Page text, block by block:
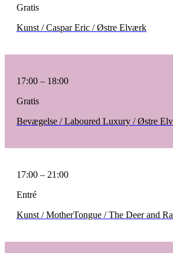
Gratis
Kunst / Caspar Eric / Østre Elværk
17:00 – 18:00
Gratis
Bevægelse / Laboured Luxury / Østre
17:00 – 21:00
Entré
Kunst / MotherTongue / The Deer and